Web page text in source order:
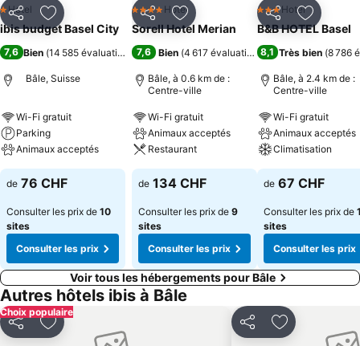
PartagerAjouter à mes favoris
1 Étoiles
Hotel
ibis budget Basel City
7,6 Bien (14 585 évaluations)
Bâle, Suisse
Wi-Fi gratuit
Parking
Animaux acceptés
de 76 CHF
Consulter les prix de 10
sites
Consulter les prix
PartagerAjouter à mes favoris
4 ÉtoilesHotel
Sorell Hotel Merian
7,6 Bien (4 617 évaluations)
Bâle, à 0.6 km de :
Centre-ville
Wi-Fi gratuit
Animaux acceptés
Restaurant
de 134 CHF
Consulter les prix de 9
sites
Consulter les prix
PartagerAjouter
3 ÉtoilesHotel
B&B HOTEL Basel
8,1 Très bien (8 786
Bâle, à 2.4 km de :
Centre-ville
Wi-Fi gratuit
Animaux acceptés
Climatisation
de 67 CHF
Consulter les prix de
sites
Consulter les prix
Voir tous les hébergements pour Bâle
Autres hôtels ibis à Bâle
Choix populaire
PartagerAjouter à mes favoris PartagerAjouter à